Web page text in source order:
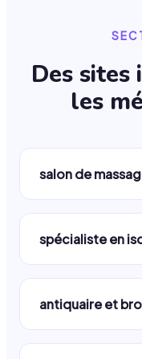
Des
les
salon de
spécialiste en
antiquaire et